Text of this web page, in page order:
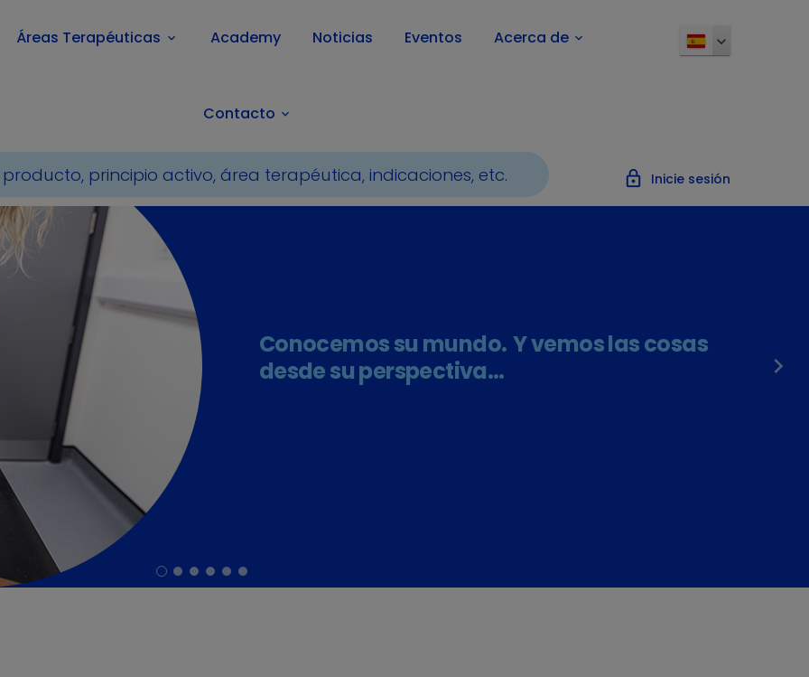
Áreas Terapéuticas keyboard_arrow_down Academy Noticias Eventos Acerca de keyboard_arrow_down
Contacto keyboard_arrow_down
lock_outline Inicie sesión
Conocemos su mundo. Y vemos las cosas
desde su perspectiva…
navigate_next